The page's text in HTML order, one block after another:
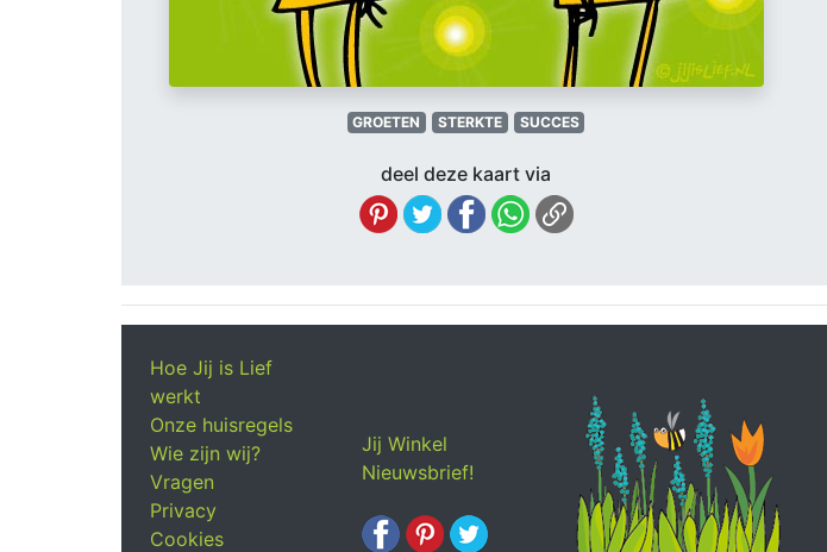
GROETEN STERKTE SUCCES
deel deze kaart via
Hoe Jij is Lief
werkt
Onze huisregels
Wie zijn wij?
Vragen
Privacy
Cookies
Jij Winkel
Nieuwsbrief!